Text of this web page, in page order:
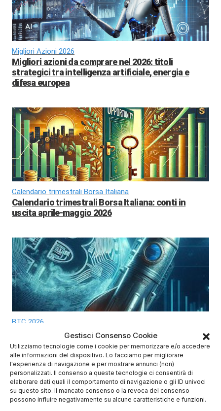
Gestisci Consenso Cookie
Utilizziamo tecnologie come i cookie per memorizzare e/o accedere
alle informazioni del dispositivo. Lo facciamo per migliorare
l'esperienza di navigazione e per mostrare annunci (non)
personalizzati. Il consenso a queste tecnologie ci consentirà di
elaborare dati quali il comportamento di navigazione o gli ID univoci
su questo sito. Il mancato consenso o la revoca del consenso
possono influire negativamente su alcune caratteristiche e funzioni.
Migliori Azioni 2026
Migliori azioni da comprare nel 2026: titoli
strategici tra intelligenza artificiale, energia e
difesa europea
Calendario trimestrali Borsa Italiana
Calendario trimestrali Borsa Italiana: conti in
uscita aprile-maggio 2026
BTC 2026
Bitcoin 2026: previsioni di prezzo e scenari di
mercato